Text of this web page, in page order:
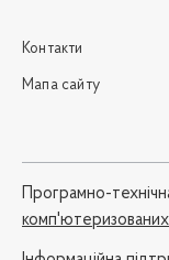
Контакти
Мапа сайту
Програмно-